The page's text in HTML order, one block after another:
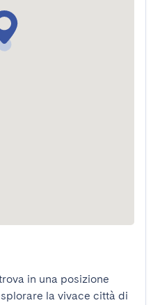
in una posizione
la vivace città di